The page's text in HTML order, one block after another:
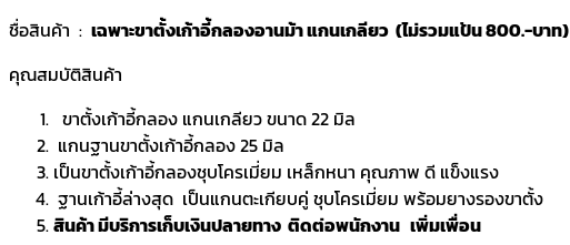
ชื่อสินค้า : เฉพาะขาตั้งเก้าอี้กลองอานม้า แกนเกลียว (ไม่รวมแป้น 800.-บาท)
คุณสมบัติสินค้า
ขาตั้งเก้าอี้กลอง แกนเกลียว ขนาด 22 มิล
แกนฐานขาตั้งเก้าอี้กลอง 25 มิล
เป็นขาตั้งเก้าอี้กลองชุบโครเมี่ยม เหล็กหนา คุณภาพ ดี แข็งแรง
ฐานเก้าอี้ล่างสุด เป็นแกนตะเกียบคู่ ชุบโครเมี่ยม พร้อมยางรองขาตั้ง
สินค้า มีบริการเก็บเงินปลายทาง ติดต่อพนักงาน เพิ่มเพื่อน